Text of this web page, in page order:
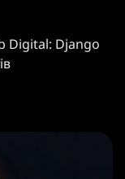
Digital: Django